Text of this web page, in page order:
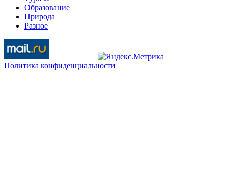
Образование
Природа
Разное
Политика конфиденциальности